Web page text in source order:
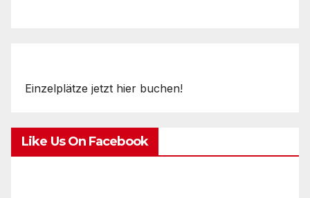
Einzelplätze jetzt hier buchen!
Like Us On Facebook